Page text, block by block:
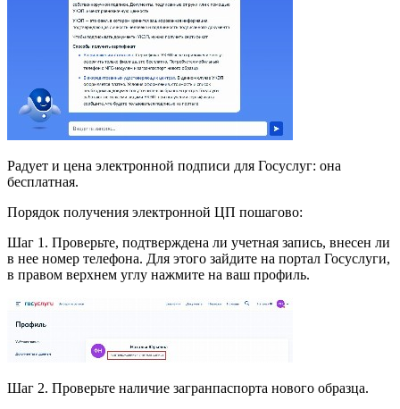
Радует и цена электронной подписи для Госуслуг: она
бесплатная.
Порядок получения электронной ЦП пошагово:
Шаг 1. Проверьте, подтверждена ли учетная запись, внесен ли
в нее номер телефона. Для этого зайдите на портал Госуслуги,
в правом верхнем углу нажмите на ваш профиль.
Шаг 2. Проверьте наличие загранпаспорта нового образца.